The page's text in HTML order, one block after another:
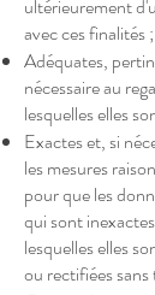
ultérieurement
avec ces finalités ;
Adéquates,
nécessaire au
lesquelles elles
Exactes et, si
les mesures
pour que les
qui sont
lesquelles elles
ou rectifiées sans